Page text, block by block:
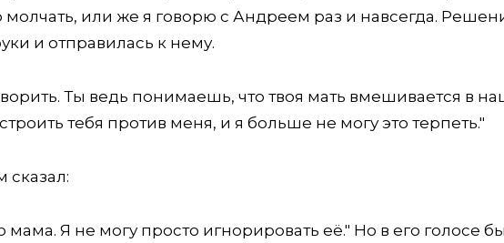
или же я говорю с Андреем раз и навсегда.
и отправилась к нему.
Ты ведь понимаешь, что твоя мать вмешивается в
тебя против меня, и я больше не могу это терпеть."
сказал:
Я не могу просто игнорировать её." Но в его голосе